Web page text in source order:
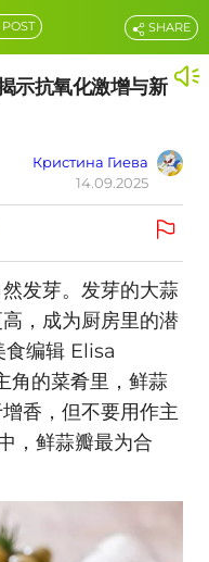
POST
示抗氧化激增与新
Кристина Гиева
14.09.2025
SHARE
发芽。发芽的大蒜
，成为厨房里的潜
食编辑 Elisa
的菜肴里，鲜蒜
香，但不要用作主
，鲜蒜瓣最为合